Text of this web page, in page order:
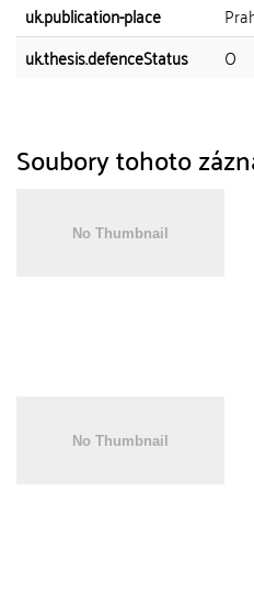
uk.publication-place
uk.thesis.defenceStatus
O
Soubory tohoto